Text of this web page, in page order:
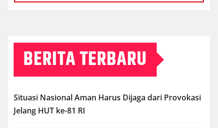
BERITA TERBARU
Situasi Nasional Aman Harus Dijaga dari Provokasi
Jelang HUT ke-81 RI